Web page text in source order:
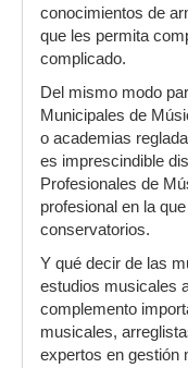
conocimientos de
que les permita
complicado.
Del mismo modo
Municipales de
o academias
es imprescindible
Profesionales de
profesional en la
conservatorios.
Y qué decir de las
estudios musicales
complemento
musicales,
expertos en gestión